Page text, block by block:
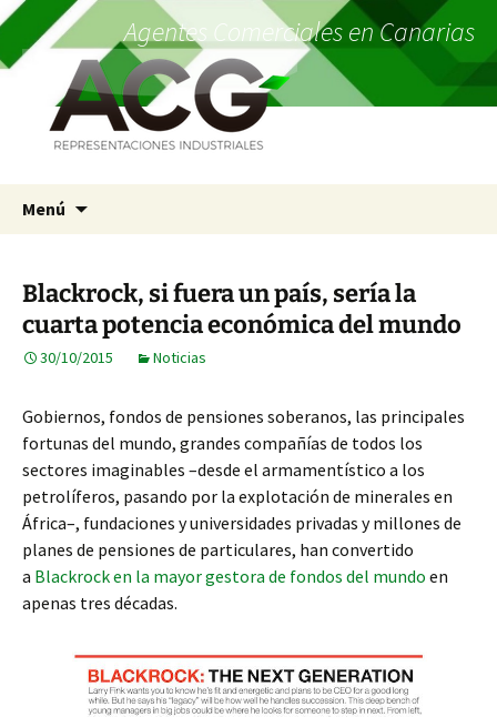
Agentes Comerciales en Canarias
Menú
Blackrock, si fuera un país, sería la
cuarta potencia económica del mundo
30/10/2015 Noticias
Gobiernos, fondos de pensiones soberanos, las principales
fortunas del mundo, grandes compañías de todos los
sectores imaginables –desde el armamentístico a los
petrolíferos, pasando por la explotación de minerales en
África–, fundaciones y universidades privadas y millones de
planes de pensiones de particulares, han convertido
a Blackrock en la mayor gestora de fondos del mundo en
apenas tres décadas.